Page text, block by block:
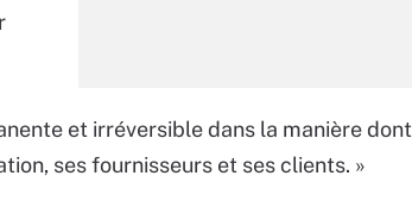
et irréversible dans la manière dont
ses fournisseurs et ses clients. »